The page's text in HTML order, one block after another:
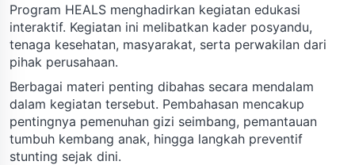
Program HEALS menghadirkan kegiatan edukasi
interaktif. Kegiatan ini melibatkan kader posyandu,
tenaga kesehatan, masyarakat, serta perwakilan dari
pihak perusahaan.
Berbagai materi penting dibahas secara mendalam
dalam kegiatan tersebut. Pembahasan mencakup
pentingnya pemenuhan gizi seimbang, pemantauan
tumbuh kembang anak, hingga langkah preventif
stunting sejak dini.